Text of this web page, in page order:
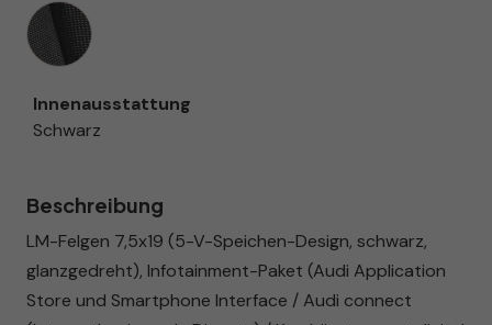
Innenausstattung
Innenausstattung
Schwarz
Beschreibung
LM-Felgen 7,5x19 (5-V-Speichen-Design, schwarz,
glanzgedreht), Infotainment-Paket (Audi Application
Store und Smartphone Interface / Audi connect